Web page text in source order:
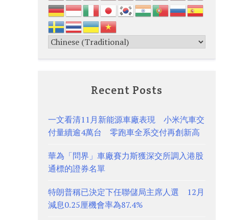
Recent Posts
一文看清11月新能源車廠表現 小米汽車交
付量續逾4萬台 零跑車全系交付再創新高
華為「問界」車廠賽力斯獲深交所調入港股
通標的證券名單
特朗普稱已決定下任聯儲局主席人選 12月
減息0.25厘機會率為87.4%